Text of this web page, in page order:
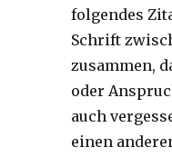
folgendes
Schrift
zusammen,
oder
auch
einen